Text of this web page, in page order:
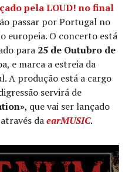
pela LOUD! no final
passar por Portugal no
europeia. O concerto está
para 25 de Outubro de
e marca a estreia da
A produção está a cargo
servirá de
, que vai ser lançado
daearMUSIC.